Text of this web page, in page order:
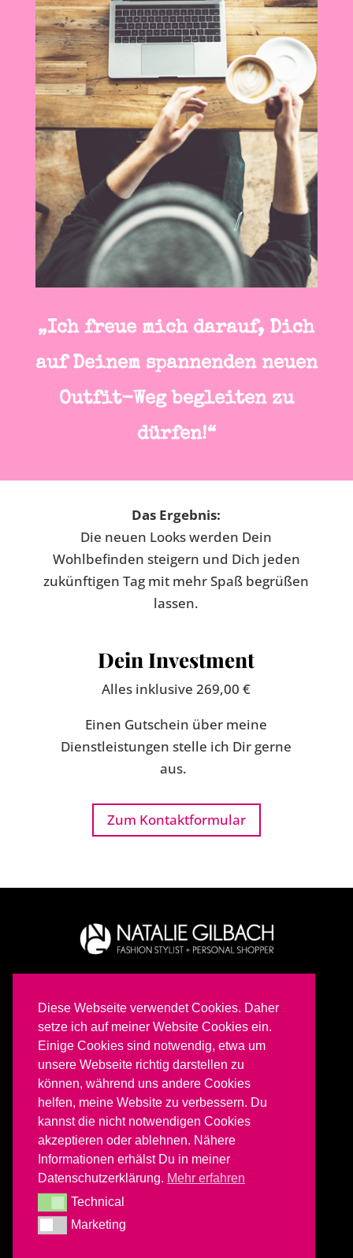
„Ich freue mich darauf, Dich
auf Deinem spannenden neuen
Outfit-Weg begleiten zu
dürfen!“
Das Ergebnis:
Die neuen Looks werden Dein
Wohlbefinden steigern und Dich jeden
zukünftigen Tag mit mehr Spaß begrüßen
lassen.
Dein Investment
Alles inklusive 269,00 €
Einen Gutschein über meine
Dienstleistungen stelle ich Dir gerne
aus.
Zum Kontaktformular
In Präsenz:national
Online:global
Tel.: 0201 – 28 81 19 48
Mobil: 0176 – 62 56 85 66
hello@findedeinenlook.de
IMPRESSUM
DATENSCHUTZ
Diese Webseite verwendet Cookies. Daher
setze ich auf meiner Website Cookies ein.
Einige Cookies sind notwendig, etwa um
unsere Webseite richtig darstellen zu
können, während uns andere Cookies
helfen, meine Website zu verbessern. Du
kannst die nicht notwendigen Cookies
akzeptieren oder ablehnen. Nähere
Informationen erhälst Du in meiner
Datenschutzerklärung. Mehr erfahren
TechnicalTechnical
MarketingMarketing